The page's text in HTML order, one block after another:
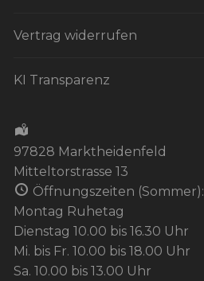
Vertrag widerrufen
KI Transparenz
97828 Marktheidenfeld
Mitteltorstrasse 13
Öffnungszeiten (Sommer):
Montag Ruhetag
Dienstag 10.00 bis 16.30 Uhr
Mi. bis Fr. 10.00 bis 18.00 Uhr
Sa. 10.00 bis 13.00 Uhr